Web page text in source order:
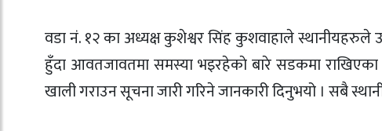
वडा नं. १२ का अध्यक्ष कुशेश्वर सिंह कुशवाहाले स्थानीयहरुले
हुँदा आवतजावतमा समस्या भइरहेकाे बारे सडकमा राखिएका
खाली गराउन सूचना जारी गरिने जानकारी दिनुभयो । सबै